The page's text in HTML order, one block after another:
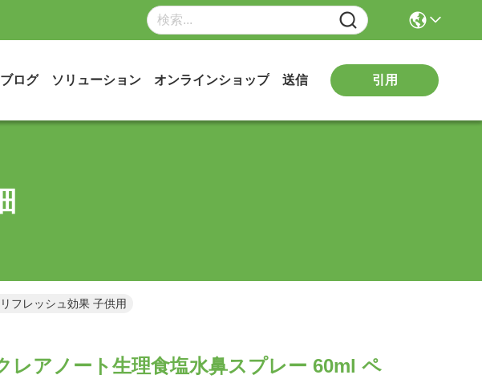
ブログ ソリューション オンラインショップ 送信 引用
フレッシュ効果 子供用
レアノート生理食塩水鼻スプレー 60ml ペ